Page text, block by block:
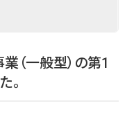
（一般型）の第1
。